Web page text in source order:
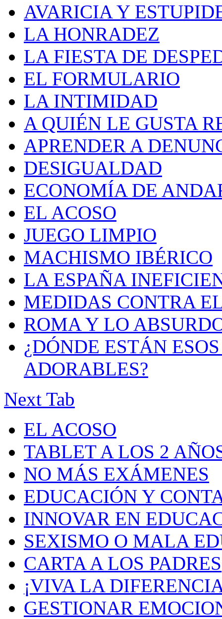
AVARICIA Y
LA HONRADEZ
LA FIESTA DE
EL FORMULARIO
LA INTIMIDAD
A QUIÉN LE GUSTA
APRENDER A
DESIGUALDAD
ECONOMÍA DE
EL ACOSO
JUEGO LIMPIO
MACHISMO IBÉRICO
LA ESPAÑA
MEDIDAS CONTRA
ROMA Y LO
¿DÓNDE ESTÁN
ADORABLES?
Next Tab
EL ACOSO
TABLET A LOS 2
NO MÁS EXÁMENES
EDUCACIÓN Y
INNOVAR EN
SEXISMO O MALA
CARTA A LOS PADRES
¡VIVA LA
GESTIONAR